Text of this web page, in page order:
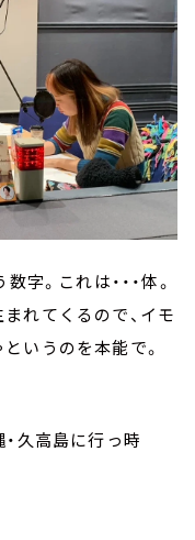
字。これは・・・体。
れてくるので、イモ
いうのを本能で。
久高島に行っ時